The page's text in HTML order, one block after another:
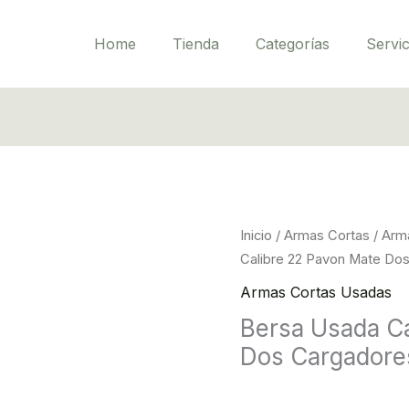
Home Tienda Categorías
Inicio /Armas Cortas /
Calibre 22 Pavon Mate
Armas Cortas Usadas
Bersa Usada
Dos